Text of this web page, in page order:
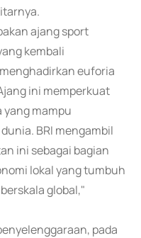
ajang sport
kembali
euforia
ini memperkuat
yang mampu
BRI mengambil
ini sebagai bagian
lokal yang tumbuh
global,"
pada